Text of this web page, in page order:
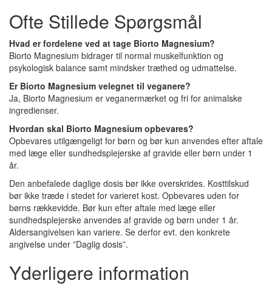
Ofte Stillede Spørgsmål
Hvad er fordelene ved at tage Biorto Magnesium?
Biorto Magnesium bidrager til normal muskelfunktion og
psykologisk balance samt mindsker træthed og udmattelse.
Er Biorto Magnesium velegnet til veganere?
Ja, Biorto Magnesium er veganermærket og fri for animalske
ingredienser.
Hvordan skal Biorto Magnesium opbevares?
Opbevares utilgængeligt for børn og bør kun anvendes efter aftale
med læge eller sundhedsplejerske af gravide eller børn under 1
år.
Den anbefalede daglige dosis bør ikke overskrides. Kosttilskud
bør ikke træde i stedet for varieret kost. Opbevares uden for
børns rækkevidde. Bør kun efter aftale med læge eller
sundhedsplejerske anvendes af gravide og børn under 1 år.
Aldersangivelsen kan variere. Se derfor evt. den konkrete
angivelse under ”Daglig dosis”.
Yderligere information